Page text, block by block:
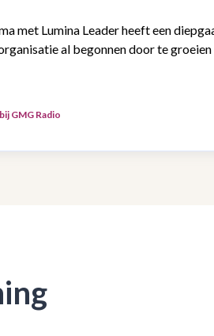
met Lumina Leader heeft een
al begonnen door te
GMG Radio